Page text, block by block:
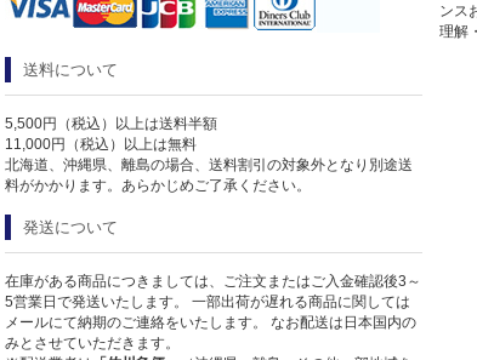
送料について
5,500円（税込）以上は送料半額
11,000円（税込）以上は無料
北海道、沖縄県、離島の場合、送料割引の対象外となり別途送
料がかかります。あらかじめご了承ください。
発送について
在庫がある商品につきましては、ご注文またはご入金確認後3～
5営業日で発送いたします。 一部出荷が遅れる商品に関しては
メールにて納期のご連絡をいたします。 なお配送は日本国内の
みとさせていただきます。
ンス
理解